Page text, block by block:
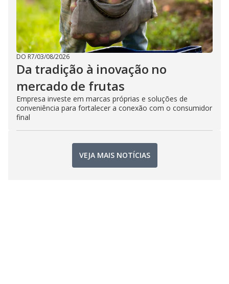
DO R7/03/08/2026
Da tradição à inovação no
mercado de frutas
Empresa investe em marcas próprias e soluções de
conveniência para fortalecer a conexão com o consumidor
final
VEJA MAIS NOTÍCIAS